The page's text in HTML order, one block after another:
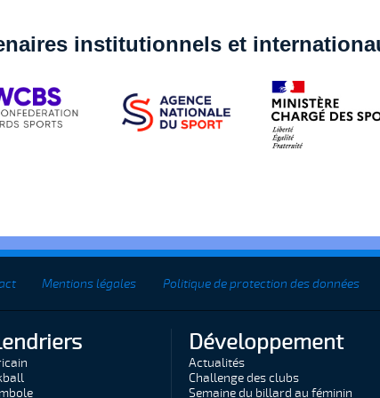
institutionnels et
Mentions légales Politique de protection des données
Développement
Actualités
Challenge des clubs
Semaine du billard au féminin